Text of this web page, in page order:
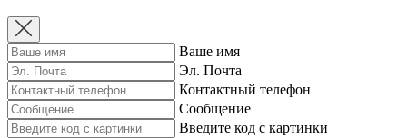
Ваше имя
Эл. Почта
Контактный телефон
Сообщение
Введите код с картинки